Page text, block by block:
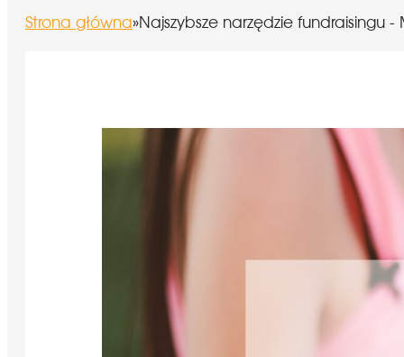
Strona główna»Najszybsze narzędzie fundraisingu -